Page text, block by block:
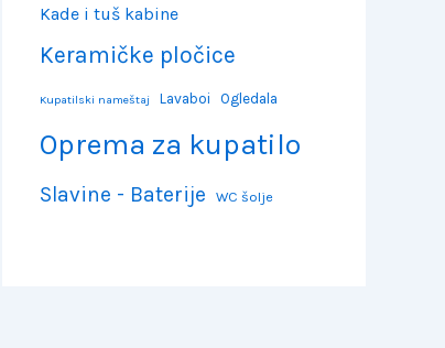
Kade i tuš kabine
Keramičke pločice
Kupatilski nameštaj Lavaboi Ogledala
Oprema za kupatilo
Slavine - Baterije WC šolje